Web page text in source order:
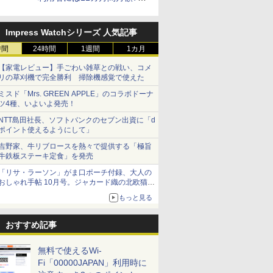
Impress Watchシリーズ 人気記事
24時間 1週間 1カ月
家電レビュー】手ごわい雑草との戦い、コメ
の草刈機で完全勝利 掃除機感覚で使えた
スド「Mrs. GREEN APPLE」のコラボドーナ
4種、いよいよ発売！
島田社長、ソフトバンクのセブン出資に「d
イント使えるようにして」
野家、牛リブロースを熱々で提供する「極旨
鉄板ステーキ定食」を発売
リサ・ラーソン」がま口ポーチ付録、大人の
しゃれ手帖 10月号。ジャカード織の北欧猫デ
もっと見る
おすすめ記事
無料で使えるWi-
Fi「00000JAPAN」利用時に